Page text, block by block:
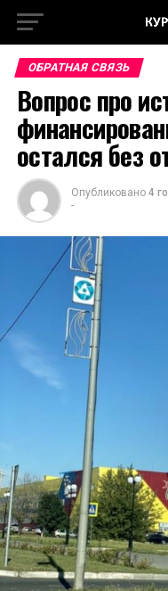
ОБРАТНАЯ СВЯЗЬ
Вопрос про
остался без
Опубликовано 4
-